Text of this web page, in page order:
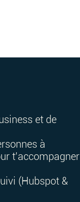
et de
à
t’accompagner
(Hubspot &